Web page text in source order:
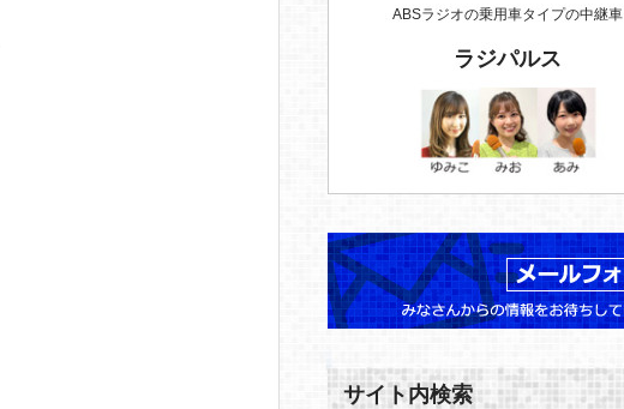
ABSラジオの乗用車タイプの中継車
ラジパルス
サイト内検索